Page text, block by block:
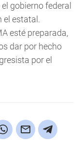
gobierno federal
el estatal.
esté preparada,
dar por hecho
por el